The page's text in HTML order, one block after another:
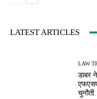
LATEST ARTICLES
LAW
डाबर
चुनौती